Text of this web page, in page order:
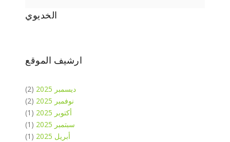
الخديوي
ارشيف الموقع
ديسمبر 2025
(2)
نوفمبر 2025
(2)
أكتوبر 2025
(1)
سبتمبر 2025
(1)
أبريل 2025
(1)